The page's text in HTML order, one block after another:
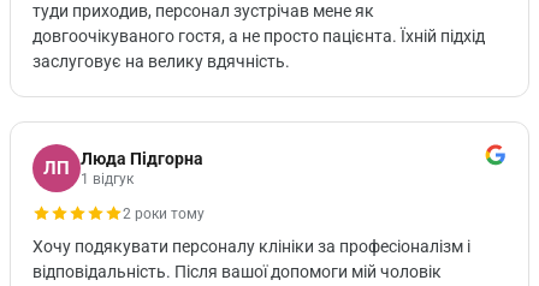
туди приходив, персонал зустрічав мене як
довгоочікуваного гостя, а не просто пацієнта. Їхній підхід
заслуговує на велику вдячність.
ЛП Люда Підгорна
1 відгук
2 роки тому
Хочу подякувати персоналу клініки за професіоналізм і
відповідальність. Після вашої допомоги мій чоловік